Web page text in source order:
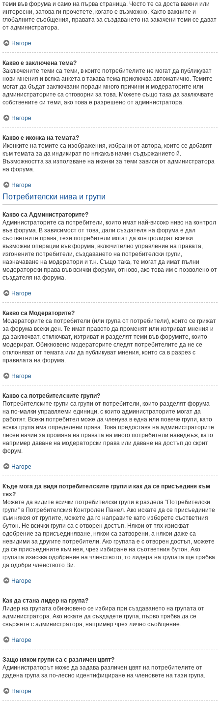
теми във форума и само на първа страница. Често те са доста важни или
интересни, затова ги прочетете, когато е възможно. Както важните и
глобалните съобщения, правата за създаването на закачени теми се дават
от администратора.
Нагоре
Какво е заключена тема?
Заключените теми са теми, в които потребителите не могат да публикуват
нови мнения и всяка анкета в такава тема приключва автоматично. Темите
могат да бъдат заключвани поради много причини и модераторите или
администраторите са отговорни за това. Можете също така да заключвате
собствените си теми, ако това е разрешено от администратора.
Нагоре
Какво е иконка на темата?
Иконките на темите са изображения, избрани от автора, които се добавят
към темата за да индикират по някакъв начин съдържанието й.
Възможността за използване на иконки за теми зависи от администратора
на форума.
Нагоре
Потребителски нива и групи
Какво са Администраторите?
Администраторите са потребители, които имат най-високо ниво на контрол
във форума. В зависимост от това, дали създателя на форума е дал
съответните права, тези потребители могат да контролират всички
възможни операции във форума, включително управление на правата,
изгонените потребители, създаването на потребителски групи,
назначаване на модератори и т.н. Също така, те могат да имат пълни
модераторски права във всички форуми, отново, ако това им е позволено от
създателя на форума.
Нагоре
Какво са Модераторите?
Модераторите са потребители (или група от потребители), които се грижат
за форума всеки ден. Те имат правото да променят или изтриват мнения и
да заключват, отключват, изтриват и разделят теми във форумите, които
модерират. Обикновено модераторите следят потребителите да не се
отклоняват от темата или да публикуват мнения, които са в разрез с
правилата на форума.
Нагоре
Какво са потребителските групи?
Потребителските групи са групи от потребители, които разделят форума
на по-малки управляеми единици, с които администраторите могат да
работят. Всеки потребител може да членува в една или повече групи, като
всяка група има определени права. Това предоставя на администраторите
лесен начин за промяна на правата на много потребители наведнъж, като
например даване на модераторски права или даване на достъп до скрит
форум.
Нагоре
Къде мога да видя потребителските групи и как да се присъединя към
тях?
Можете да видите всички потребителски групи в раздела “Потребителски
групи” в Потребителския Контролен Панел. Ако искате да се присъедините
към някоя от групите, можете да го направите като изберете съответния
бутон. Не всички групи са с отворен достъп. Някои от тях изискват
одобрение за присъединяване, някои са затворени, а някои даже са
невидими за другите потребители. Ако групата е с отворен достъп, можете
да се присъедините към нея, чрез избиране на съответния бутон. Ако
групата изисква одобрение на членството, то лидера на групата ще трябва
да одобри членството Ви.
Нагоре
Как да стана лидер на група?
Лидер на групата обикновено се избира при създаването на групата от
администратора. Ако искате да създадете група, първо трябва да се
свържете с администратора, например чрез лично съобщение.
Нагоре
Защо някои групи са с различен цвят?
Администраторът може да задава различен цвят на потребителите от
дадена група за по-лесно идентифициране на членовете на тази група.
Нагоре